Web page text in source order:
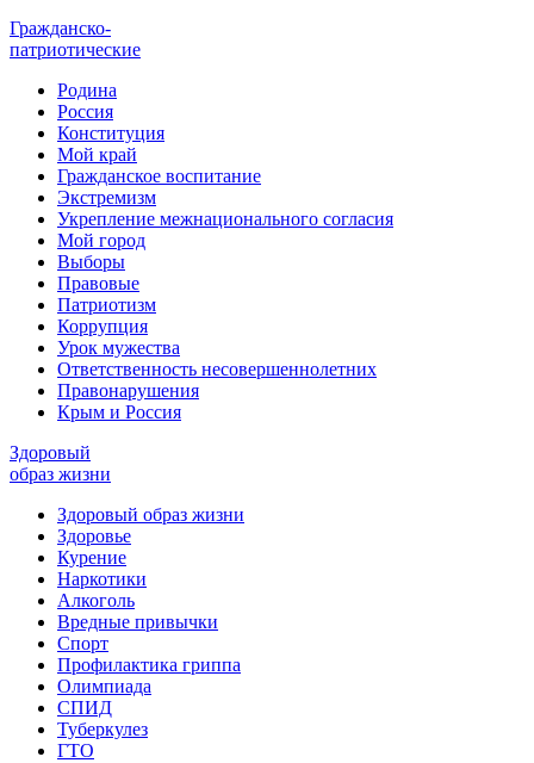
Гражданско-
патриотические
Родина
Россия
Конституция
Мой край
Гражданское воспитание
Экстремизм
Укрепление межнационального согласия
Мой город
Выборы
Правовые
Патриотизм
Коррупция
Урок мужества
Ответственность несовершеннолетних
Правонарушения
Крым и Россия
Здоровый
образ жизни
Здоровый образ жизни
Здоровье
Курение
Наркотики
Алкоголь
Вредные привычки
Спорт
Профилактика гриппа
Олимпиада
СПИД
Туберкулез
ГТО